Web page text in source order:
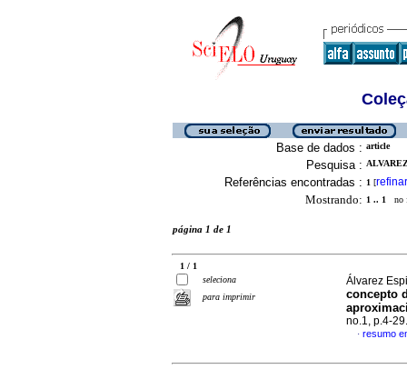
Base de dados : article
Pesquisa :
Referências encontradas : 1 [refinar
Mostrando: 1 .. 1 no
página 1 de 1
1 / 1
seleciona
para imprimir
Álvarez
concepto
no.1, p.4-
· resumo